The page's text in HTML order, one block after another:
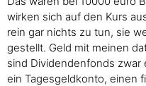
wirken sich auf den Kurs
rein gar nichts zu tun, sie
gestellt. Geld mit meinen
sind Dividendenfonds zwar
ein Tagesgeldkonto, einen